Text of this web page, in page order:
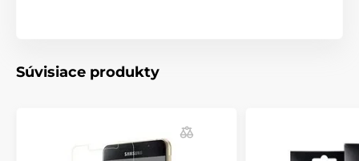
Súvisiace produkty